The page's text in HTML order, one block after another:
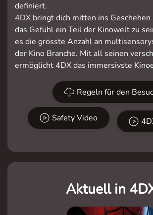
definiert.
4DX bringt dich mitten ins
das Gefühl ein Teil der Kinowelt zu
es die grösste Anzahl an
der Kino Branche. Mit all seinen
ermöglicht 4DX das immersivste
Regeln für den
Safety Video
Aktuell in